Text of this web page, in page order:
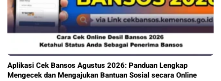
Aplikasi Cek Bansos Agustus 2026: Panduan Lengkap
Mengecek dan Mengajukan Bantuan Sosial secara Online